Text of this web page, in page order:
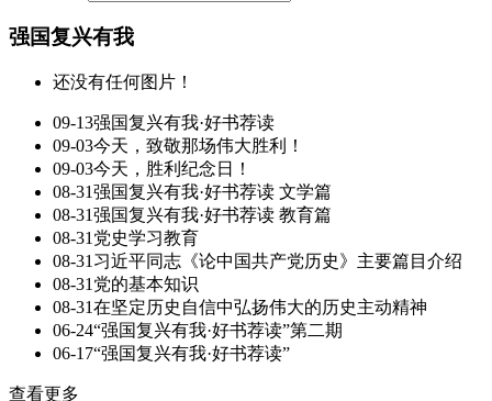
强国复兴有我
还没有任何图片！
09-13强国复兴有我·好书荐读
09-03今天，致敬那场伟大胜利！
09-03今天，胜利纪念日！
08-31强国复兴有我·好书荐读 文学篇
08-31强国复兴有我·好书荐读 教育篇
08-31 党史学习教育
08-31 习近平同志《论中国共产党历史》主要篇目介绍
08-31 党的基本知识
08-31在坚定历史自信中弘扬伟大的历史主动精神
06-24“强国复兴有我·好书荐读”第二期
06-17“强国复兴有我·好书荐读”
查看更多